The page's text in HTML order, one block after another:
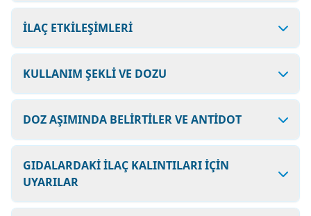
İLAÇ ETKİLEŞİMLERİ
KULLANIM ŞEKLİ VE DOZU
DOZ AŞIMINDA BELİRTİLER VE ANTİDOT
GIDALARDAKİ İLAÇ KALINTILARI İÇİN
UYARILAR